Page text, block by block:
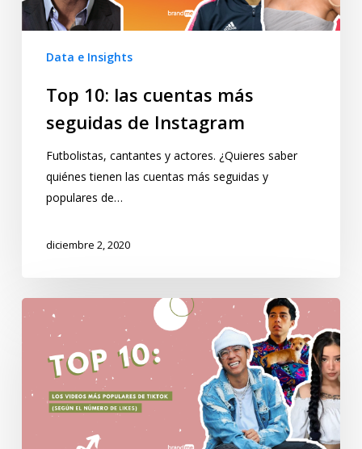
Data e Insights
Top 10: las cuentas más
seguidas de Instagram
Futbolistas, cantantes y actores. ¿Quieres saber
quiénes tienen las cuentas más seguidas y
populares de…
diciembre 2, 2020